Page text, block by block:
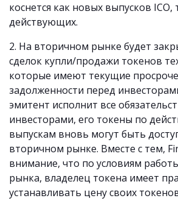
коснется как новых выпусков ICO,
действующих.
2. На вторичном рынке будет
сделок купли/продажи токенов
которые имеют текущие
задолженности перед
эмитент исполнит все
инвесторами, его токены по
выпускам вновь могут быть
вторичном рынке. Вместе с тем,
внимание, что по условиям
рынка, владелец токена имеет
устанавливать цену своих